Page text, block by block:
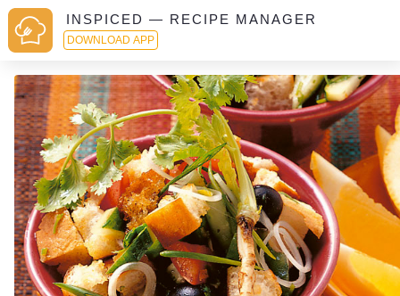
INSPICED — RECIPE MANAGER
DOWNLOAD APP